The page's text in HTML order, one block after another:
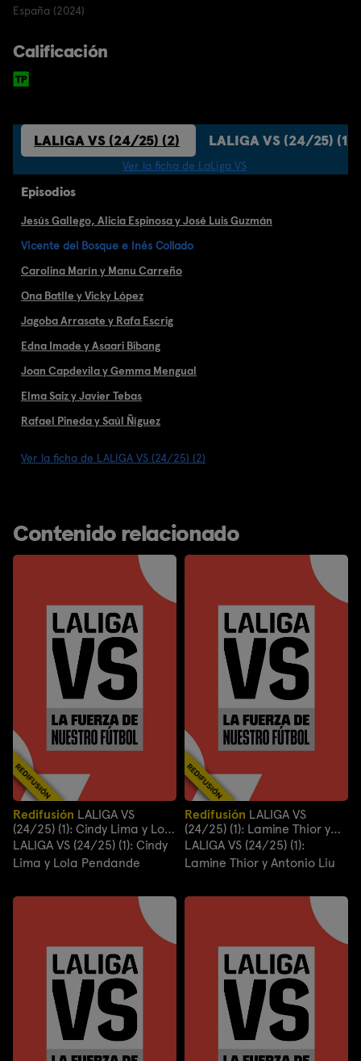
España (2024)
Calificación
LALIGA VS (24/25) (2) LALIGA VS (24/25) (1)
Ver la ficha de LaLiga VS
Episodios
Jesús Gallego, Alicia Espinosa y José Luis Guzmán
Vicente del Bosque e Inés Collado
Carolina Marín y Manu Carreño
Ona Batlle y Vicky López
Jagoba Arrasate y Rafa Escrig
Edna Imade y Asaari Bibang
Joan Capdevila y Gemma Mengual
Elma Saiz y Javier Tebas
Rafael Pineda y Saúl Ñíguez
Ver la ficha de LALIGA VS (24/25) (2)
Contenido relacionado
Redifusión
(24/25) (1): Cindy Lima y Lola
Pendande
LALIGA VS (24/25) (1): Cindy
Lima y Lola Pendande
Redifusión
(24/25) (1): Lamine Thior y
Antonio Liu
LALIGA VS (24/25) (1):
Lamine Thior y Antonio Liu